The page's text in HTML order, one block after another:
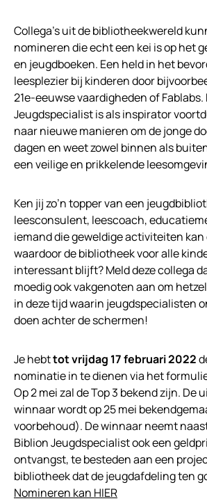
Collega’s uit de bibliotheekwereld
nomineren die echt een kei is op het
en jeugdboeken. Een held in het
leesplezier bij kinderen door
21e-eeuwse vaardigheden of Fablabs.
Jeugdspecialist is als inspirator
naar nieuwe manieren om de jonge
dagen en weet zowel binnen als
een veilige en prikkelende
Ken jij zo’n topper van een
leesconsulent, leescoach,
iemand die geweldige activiteiten
waardoor de bibliotheek voor alle
interessant blijft? Meld deze collega
moedig ook vakgenoten aan om
in deze tijd waarin jeugdspecialisten
doen achter de schermen!
Je hebttot vrijdag 17 februari 2022
nominatie in te dienen via het
Op 2 mei zal de Top 3 bekend zijn. De
winnaar wordt op 25 mei
voorbehoud). De winnaar neemt
Biblion Jeugdspecialist ook een
ontvangst, te besteden aan een
bibliotheek dat de jeugdafdeling ten
Nomineren kan HIER